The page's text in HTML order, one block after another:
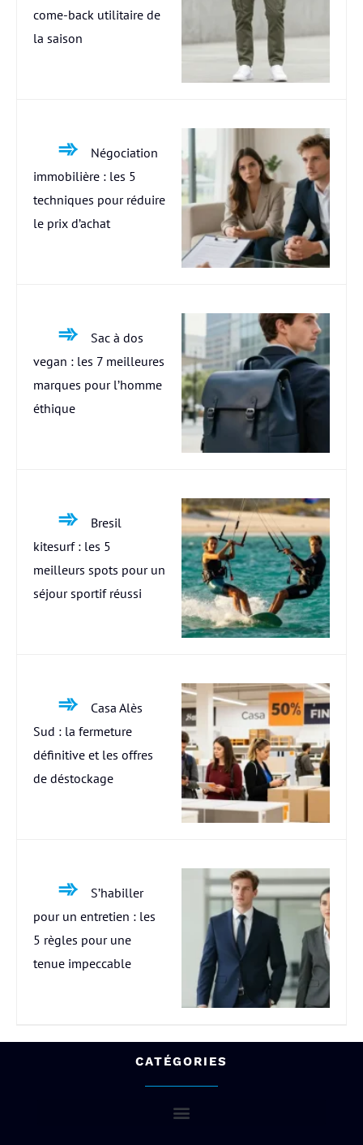
come-back utilitaire de
la saison
Négociation
immobilière : les 5
techniques pour réduire
le prix d’achat
Sac à dos
vegan : les 7 meilleures
marques pour l’homme
éthique
Bresil
kitesurf : les 5
meilleurs spots pour un
séjour sportif réussi
Casa Alès
Sud : la fermeture
définitive et les offres
de déstockage
S’habiller
pour un entretien : les
5 règles pour une
tenue impeccable
CATÉGORIES